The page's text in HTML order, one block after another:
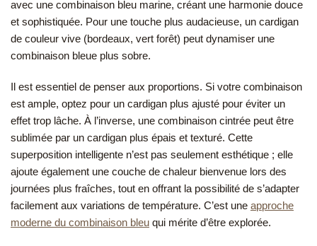
avec une combinaison bleu marine, créant une harmonie douce
et sophistiquée. Pour une touche plus audacieuse, un cardigan
de couleur vive (bordeaux, vert forêt) peut dynamiser une
combinaison bleue plus sobre.
Il est essentiel de penser aux proportions. Si votre combinaison
est ample, optez pour un cardigan plus ajusté pour éviter un
effet trop lâche. À l’inverse, une combinaison cintrée peut être
sublimée par un cardigan plus épais et texturé. Cette
superposition intelligente n’est pas seulement esthétique ; elle
ajoute également une couche de chaleur bienvenue lors des
journées plus fraîches, tout en offrant la possibilité de s’adapter
facilement aux variations de température. C’est une approche
moderne du combinaison bleu qui mérite d’être explorée.